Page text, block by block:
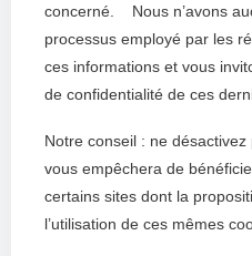
concerné. Nous n’avons
processus employé par les
ces informations et vous
de confidentialité de ces
Notre conseil : ne
vous empêchera de
certains sites dont la
l’utilisation de ces mêmes